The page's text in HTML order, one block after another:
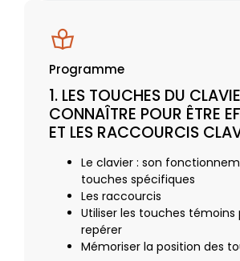
Programme
1. LES TOUCHES DU
CONNAÎTRE POUR ÊTRE
ET LES RACCOURCIS
Le clavier : son
touches spécifiques
Les raccourcis
Utiliser les touches témoins
repérer
Mémoriser la position des